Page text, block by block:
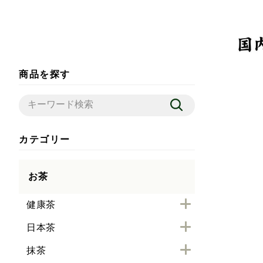
商品を探す
カテゴリー
お茶
健康茶
日本茶
抹茶